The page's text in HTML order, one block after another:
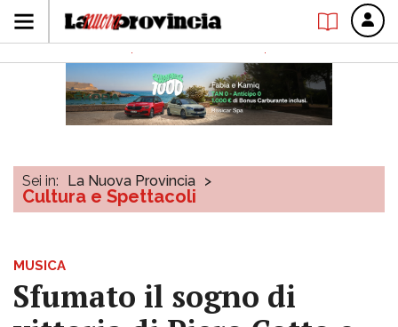
Sei in: La Nuova Provincia >
Cultura e Spettacoli
MUSICA
Sfumato il sogno di